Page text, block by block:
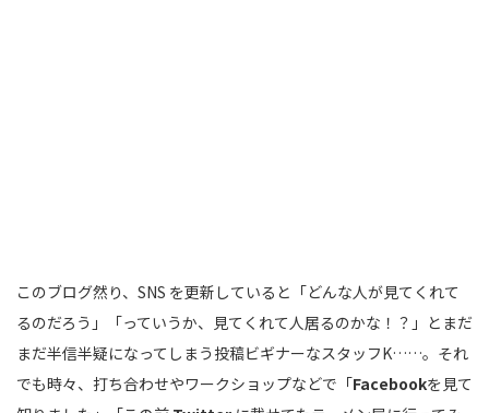
このブログ然り、SNS を更新していると「どんな人が見てくれて
るのだろう」「っていうか、見てくれて人居るのかな！？」とまだ
まだ半信半疑になってしまう投稿ビギナーなスタッフK……。それ
でも時々、打ち合わせやワークショップなどで「Facebookを見て